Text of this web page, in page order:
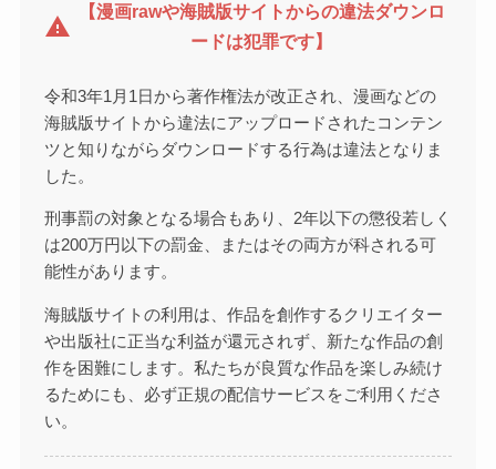
warning
【漫画rawや海賊版サイトからの違法ダウンロ
ードは犯罪です】
令和3年1月1日から著作権法が改正され、漫画などの
海賊版サイトから違法にアップロードされたコンテン
ツと知りながらダウンロードする行為は違法となりま
した。
刑事罰の対象となる場合もあり、2年以下の懲役若しく
は200万円以下の罰金、またはその両方が科される可
能性があります。
海賊版サイトの利用は、作品を創作するクリエイター
や出版社に正当な利益が還元されず、新たな作品の創
作を困難にします。私たちが良質な作品を楽しみ続け
るためにも、必ず正規の配信サービスをご利用くださ
い。